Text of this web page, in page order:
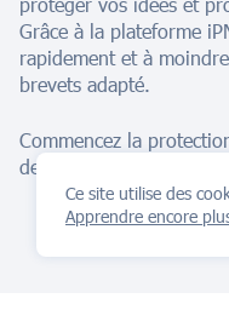
Ce site utilise des
Apprendre encore
Grâce à la plateforme
rapidement et à
brevets adapté.
Commencez la
de suite!